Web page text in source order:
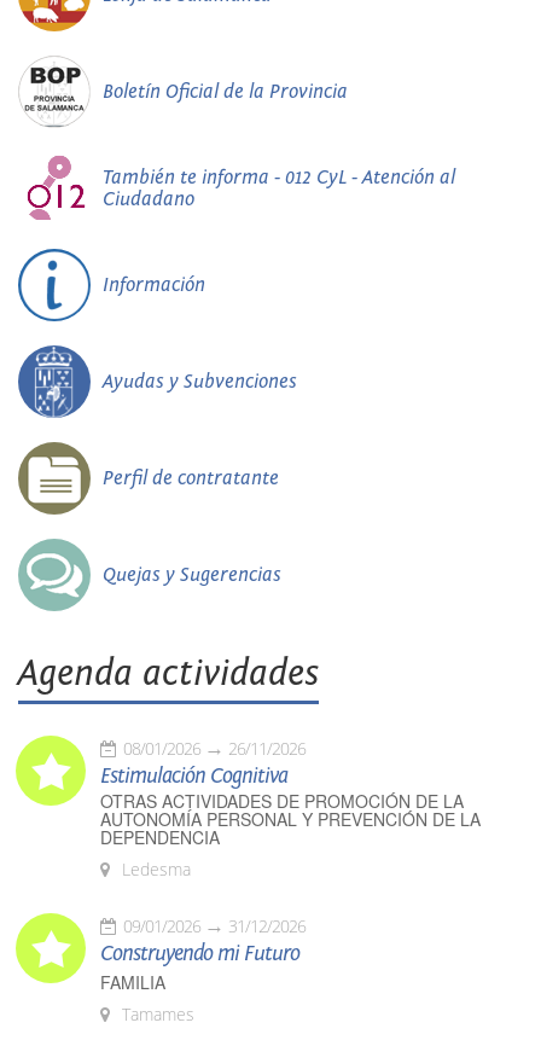
Boletín Oficial de la Provincia
También te informa - 012 CyL - Atención al
Ciudadano
Información
Ayudas y Subvenciones
Perfil de contratante
Quejas y Sugerencias
Agenda actividades
08/01/2026 26/11/2026
Estimulación Cognitiva
OTRAS ACTIVIDADES DE PROMOCIÓN DE LA
AUTONOMÍA PERSONAL Y PREVENCIÓN DE LA
DEPENDENCIA
Ledesma
09/01/2026 31/12/2026
Construyendo mi Futuro
FAMILIA
Tamames